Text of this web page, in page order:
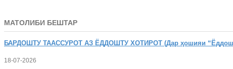
МАТОЛИБИ БЕШТАР
БАРДОШТУ ТААССУРОТ АЗ ЁДДОШТУ ХОТИРОТ (Дар ҳошияи
18-07-2026